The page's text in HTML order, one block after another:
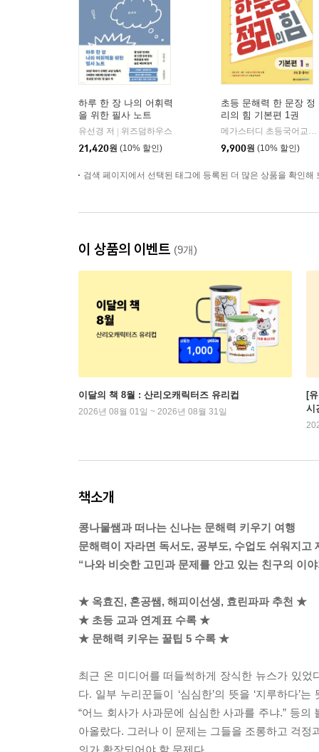
하루 한 장 나의 어휘력
을 위한 필사 노트
유선경 저
위즈덤하우스
21,420원 (10% 할인)
초등 문해력 한 문장 정
리의 힘 기본편 1권
메가스터디 초등국어교육 연구소 저
9,900원 (10% 할인)
검색 페이지에서 선택된 태그에 등록된 더 많은 상품을 확인해
이 상품의 이벤트 (9개)
이달의 책 8월 : 산리오캐릭터즈 유리컵
2026년 08월 01일 ~ 2026년 08월 31일
[
시
책소개
콩나물쌤과 떠나는 신나는 문해력 키우기 여행
문해력이 자라면 독서도, 공부도, 수업도 쉬워지고
“나와 비슷한 고민과 문제를 안고 있는 친구의 이
★ 옥효진, 혼공쌤, 해피이선생, 효린파파 추천 ★
★ 초등 교과 연계표 수록 ★
★ 문해력 키우는 꿀팁 5 수록 ★
최근 온 미디어를 떠들썩하게 장식한 뉴스가 있었
다. 일부 누리꾼들이 ‘심심한’의 뜻을 ‘지루하다’
“어느 회사가 사과문에 심심한 사과를 주냐.” 등
아올랐다. 그러나 이 문제는 그들을 조롱하고 걱